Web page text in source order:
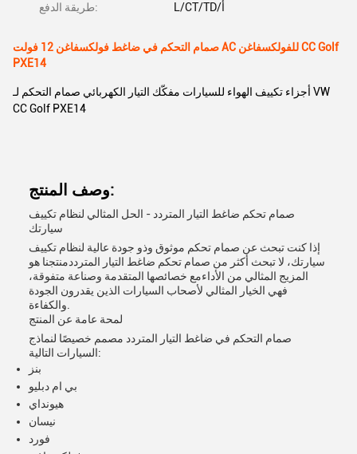
طريقة الدفع: L/CT/TD/أ
صمام التحكم في ضاغط فولكسفاغن 12 فولت AC للفولكسفاغن CC Golf
PXE14
أجزاء تكييف الهواء للسيارات مفكّك التيار الكهربائي صمام التحكم لـ VW
CC Golf PXE14
وصف المنتج:
صمام تحكم ضاغط التيار المتردد - الحل المثالي لنظام تكييف
سيارتك
إذا كنت تبحث عن صمام تحكم موثوق وذو جودة عالية لنظام تكييف
سيارتك، لا تبحث أكثر من صمام تحكم ضاغط التيار المترددمنتجنا هو
المزيج المثالي من الأداءمع خصائصها المتقدمة وصناعة متفوقة،
فهي الخيار المثالي لأصحاب السيارات الذين يقدرون الجودة
لمحة عامة عن المنتج
صمام التحكم في ضاغط التيار المتردد مصمم خصيصًا لنماذج
السيارات التالية:
بنز
بي ام دبليو
هيونداي
نيسان
فورد